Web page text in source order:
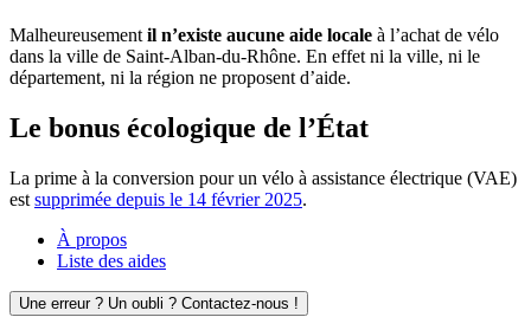
Malheureusement il n’existe aucune aide locale à l’achat de vélo
dans la ville de Saint-Alban-du-Rhône. En effet ni la ville, ni le
département, ni la région ne proposent d’aide.
Le bonus écologique de l’État
La prime à la conversion pour un vélo à assistance électrique (VAE)
est supprimée depuis le 14 février 2025.
À propos
Liste des aides
Une erreur ? Un oubli ? Contactez-nous !